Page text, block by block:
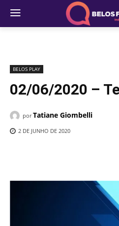
BELOS PLAY
02/06/2020 –
por Tatiane Giombelli
2 DE JUNHO DE 2020